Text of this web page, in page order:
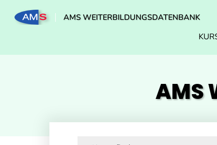
AMS WEITERBILDUNGSDATENBANK
AMS